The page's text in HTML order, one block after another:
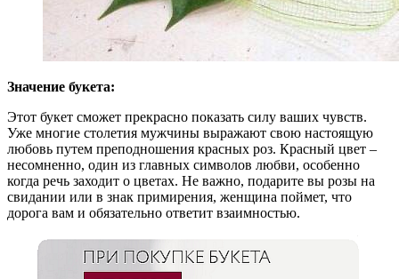
Значение букета:
Этот букет сможет прекрасно показать силу ваших чувств.
Уже многие столетия мужчины выражают свою настоящую
любовь путем преподношения красных роз. Красный цвет –
несомненно, один из главных символов любви, особенно
когда речь заходит о цветах. Не важно, подарите вы розы на
свидании или в знак примирения, женщина поймет, что
дорога вам и обязательно ответит взаимностью.